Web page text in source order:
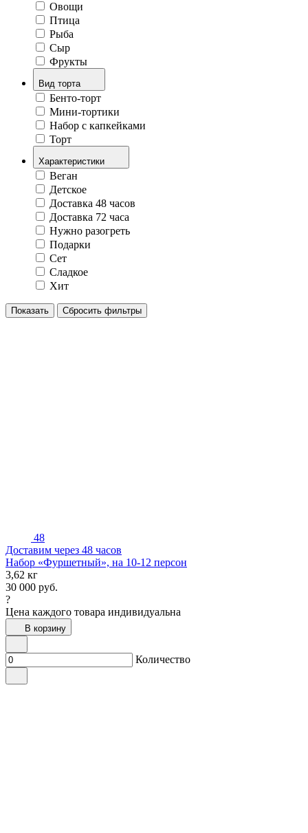
Овощи
Птица
Рыба
Сыр
Фрукты
Вид торта
Бенто-торт
Мини-тортики
Набор с капкейками
Торт
Характеристики
Веган
Детское
Доставка 48 часов
Доставка 72 часа
Нужно разогреть
Подарки
Сет
Сладкое
Хит
48
Доставим через 48 часов
Набор «Фуршетный», на 10-12 персон
3,62 кг
30 000 руб.
?
Цена каждого товара индивидуальна
В корзину
Количество